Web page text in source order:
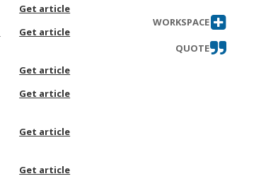
Get article
Get article
Get article
Get article
Get article
Get article
WORKSPACE
QUOTE